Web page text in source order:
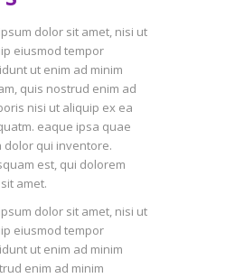
dolor sit amet, nisi ut
eiusmod tempor
ut enim ad minim
quis nostrud enim ad
nisi ut aliquip ex ea
eaque ipsa quae
dolor qui inventore.
est, qui dolorem
amet.
dolor sit amet, nisi ut
eiusmod tempor
ut enim ad minim
enim ad minim